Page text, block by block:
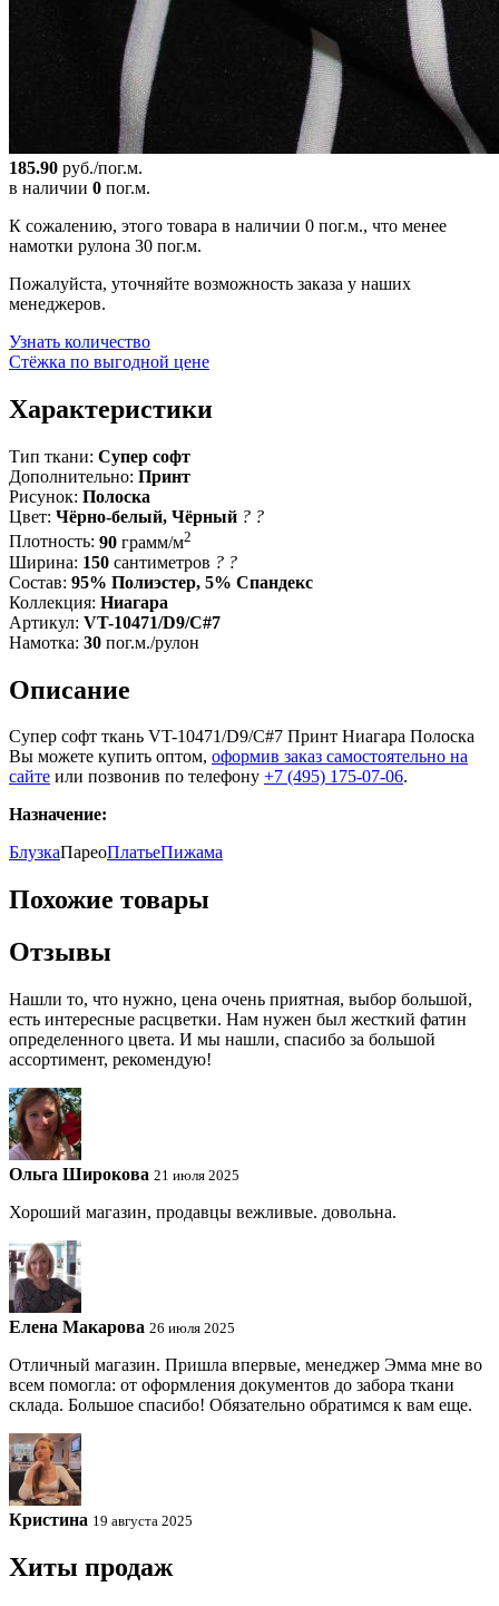
185.90 руб./пог.м.
в наличии 0 пог.м.
К сожалению, этого товара в наличии 0 пог.м., что менее
намотки рулона 30 пог.м.
Пожалуйста, уточняйте возможность заказа у наших
менеджеров.
Узнать количество
Стёжка по выгодной цене
Характеристики
Тип ткани: Супер софт
Дополнительно: Принт
Рисунок: Полоска
Цвет: Чёрно-белый, Чёрный ? ?
Плотность: 90 грамм/м2
Ширина: 150 сантиметров ? ?
Состав: 95% Полиэстер, 5% Спандекс
Коллекция: Ниагара
Артикул: VT-10471/D9/C#7
Намотка: 30 пог.м./рулон
Описание
Супер софт ткань VT-10471/D9/C#7 Принт Ниагара Полоска
Вы можете купить оптом, оформив заказ самостоятельно на
сайте или позвонив по телефону +7 (495) 175-07-06.
Назначение:
БлузкаПареоПлатьеПижама
Похожие товары
Отзывы
Нашли то, что нужно, цена очень приятная, выбор большой,
есть интересные расцветки. Нам нужен был жесткий фатин
определенного цвета. И мы нашли, спасибо за большой
ассортимент, рекомендую!
Ольга Широкова 21 июля 2025
Хороший магазин, продавцы вежливые. довольна.
Елена Макарова 26 июля 2025
Отличный магазин. Пришла впервые, менеджер Эмма мне во
всем помогла: от оформления документов до забора ткани
склада. Большое спасибо! Обязательно обратимся к вам еще.
Кристина 19 августа 2025
Хиты продаж